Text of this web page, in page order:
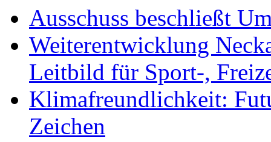
Ausschuss beschließt
Weiterentwicklung
Leitbild für Sport-,
Klimafreundlichkeit:
Zeichen